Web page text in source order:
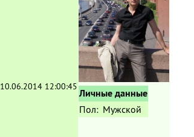
10.06.2014 12:00:45
Личные данные
Пол: Мужской